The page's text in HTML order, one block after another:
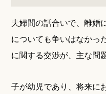
夫婦間の話合いで、離婚
についても争いはなかっ
に関する交渉が、主な問
子が幼児であり、将来に